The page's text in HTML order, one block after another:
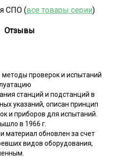
СПО (все товары серии)
Отзывы
проверок и испытаний
станций и подстанций в
указаний, описан принцип
и приборов для испытаний.
в 1966 г.
материал обновлен за счет
видов оборудования,